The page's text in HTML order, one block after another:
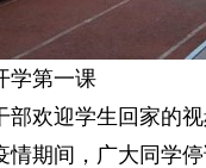
学第一课
部欢迎学生回家的
情期间，广大同学